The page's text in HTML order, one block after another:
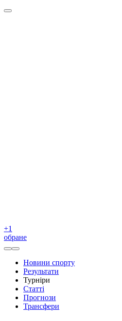
+1
обране
Новини спорту
Результати
Турніри
Статті
Прогнози
Трансфери